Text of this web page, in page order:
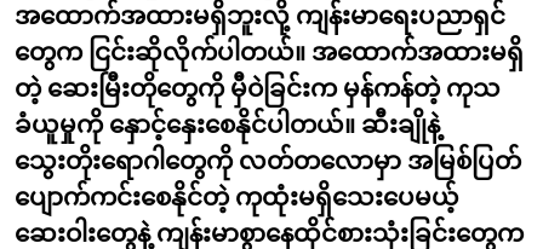
အထောက်အထားမရှိဘူးလို့ ကျန်းမာရေးပညာရှင်
တွေက ငြင်းဆိုလိုက်ပါတယ်။ အထောက်အထားမရှိ
တဲ့ ဆေးမြီးတိုတွေကို မှီဝဲခြင်းက မှန်ကန်တဲ့ ကုသ
ခံယူမှုကို နှောင့်နှေးစေနိုင်ပါတယ်။ ဆီးချိုနဲ့
သွေးတိုးရောဂါတွေကို လတ်တလောမှာ အမြစ်ပြတ်
ပျောက်ကင်းစေနိုင်တဲ့ ကုထုံးမရှိသေးပေမယ့်
ဆေးဝါးတွေနဲ့ ကျန်းမာစွာနေထိုင်စားသုံးခြင်းတွေက